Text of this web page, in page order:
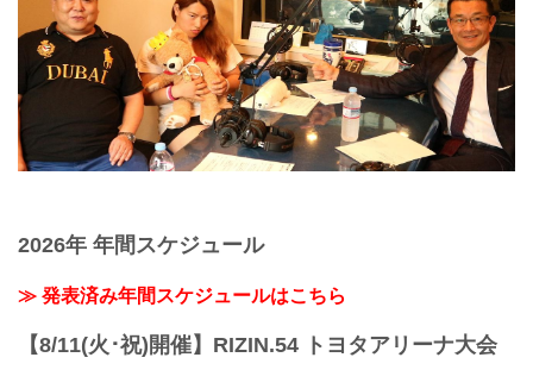
2026年 年間スケジュール
≫ 発表済み年間スケジュールはこちら
【8/11(火･祝)開催】RIZIN.54 トヨタアリーナ大会